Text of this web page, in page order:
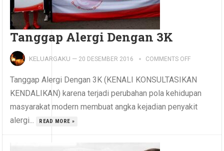
Tanggap Alergi Dengan 3K
KELUARGAKU — 20 DESEMBER 2016 COMMENTS OFF
Tanggap Alergi Dengan 3K (KENALI KONSULTASIKAN
KENDALIKAN) karena terjadi perubahan pola kehidupan
masyarakat modern membuat angka kejadian penyakit
alergi...
READ MORE »